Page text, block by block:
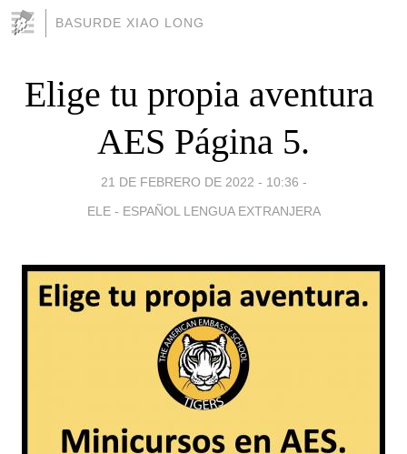
BASURDE XIAO LONG
Elige tu propia aventura 
AES Página 5.
21 DE FEBRERO DE 2022 - 10:36 -
ELE - ESPAÑOL LENGUA EXTRANJERA